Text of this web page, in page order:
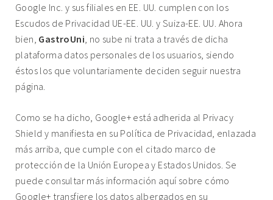
Google Inc. y sus filiales en EE. UU. cumplen con los
Escudos de Privacidad UE-EE. UU. y Suiza-EE. UU. Ahora
bien, GastroUni , no sube ni trata a través de dicha
plataforma datos personales de los usuarios, siendo
éstos los que voluntariamente deciden seguir nuestra
página.
Como se ha dicho, Google+ está adherida al Privacy
Shield y manifiesta en su Política de Privacidad, enlazada
más arriba, que cumple con el citado marco de
protección de la Unión Europea y Estados Unidos. Se
puede consultar más información aquí sobre cómo
Google+ transfiere los datos albergados en su